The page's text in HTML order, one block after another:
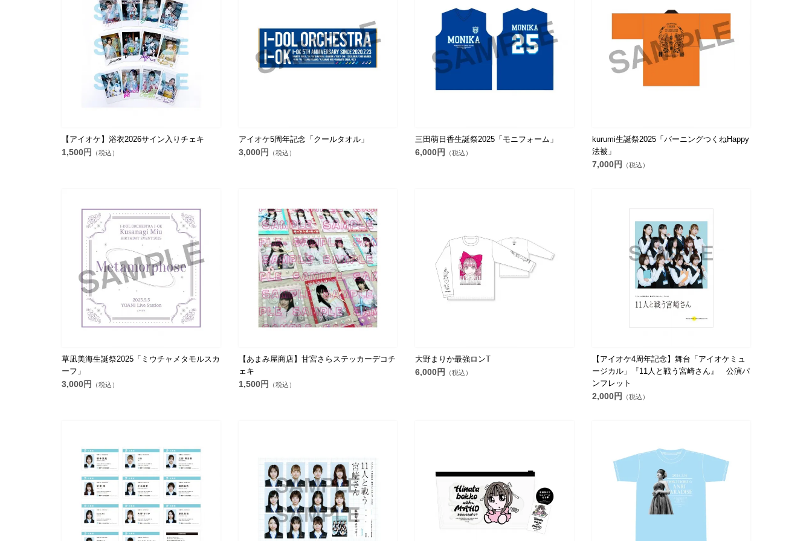
【アイオケ】浴衣2026サイン入りチェキ
1,500円 （税込）
アイオケ5周年記念「クールタオル」
3,000円 （税込）
三田萌日香生誕祭2025「モニフォーム」
6,000円 （税込）
kurumi生誕祭2025「バーニングつくねHappy
法被」
7,000円 （税込）
草凪美海生誕祭2025「ミウチャメタモルスカ
ーフ」
3,000円 （税込）
【あまみ屋商店】甘宮さらステッカーデコチ
ェキ
1,500円 （税込）
大野まりか最強ロンT
6,000円 （税込）
【アイオケ4周年記念】舞台「アイオケミュ
ージカル」『11人と戦う宮崎さん』 公演パ
ンフレット
2,000円 （税込）